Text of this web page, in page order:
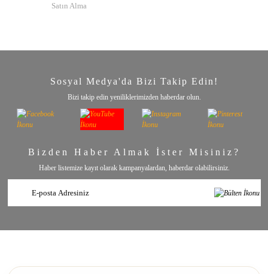
Satın Alma
Sosyal Medya'da Bizi Takip Edin!
Bizi takip edin yeniliklerimizden haberdar olun.
Bizden Haber Almak İster Misiniz?
Haber listemize kayıt olarak kampanyalardan, haberdar olabilirsiniz.